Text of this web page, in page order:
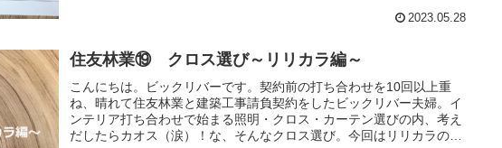
2023.05.28
住友林業⑲ クロス選び～リリカラ編～
こんにちは。ビックリバーです。契約前の打ち合わせを10回以上重
ね、晴れて住友林業と建築工事請負契約をしたビックリバー夫婦。イ
ンテリア打ち合わせで始まる照明・クロス・カーテン選びの内、考え
だしたらカオス（涙）！な、そんなクロス選び。今回はリリカラのコ